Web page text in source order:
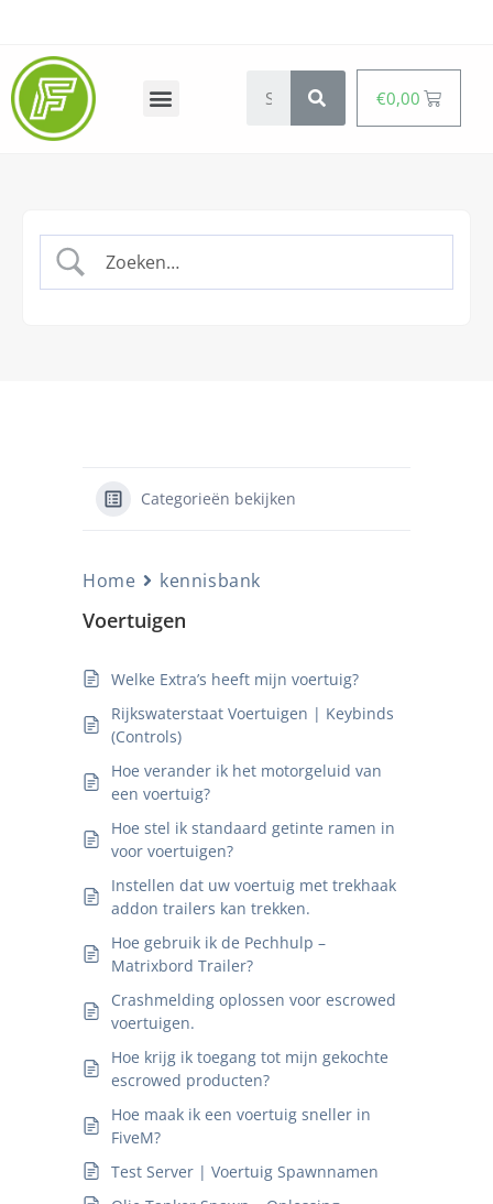
€0,00
Categorieën bekijken
Home kennisbank
Voertuigen
Welke Extra’s heeft mijn voertuig?
Rijkswaterstaat Voertuigen | Keybinds
(Controls)
Hoe verander ik het motorgeluid van
een voertuig?
Hoe stel ik standaard getinte ramen in
voor voertuigen?
Instellen dat uw voertuig met trekhaak
addon trailers kan trekken.
Hoe gebruik ik de Pechhulp –
Matrixbord Trailer?
Crashmelding oplossen voor escrowed
voertuigen.
Hoe krijg ik toegang tot mijn gekochte
escrowed producten?
Hoe maak ik een voertuig sneller in
FiveM?
Test Server | Voertuig Spawnnamen